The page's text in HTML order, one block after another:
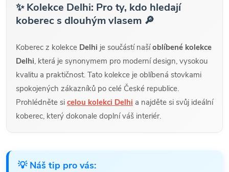
✨ Kolekce Delhi: Pro ty, kdo hledají
koberec s dlouhým vlasem 🔎
Koberec z kolekce Delhi je součástí našíoblíbené kolekce
Delhi, která je synonymem pro moderní design, vysokou
kvalitu a praktičnost. Tato kolekce je oblíbená stovkami
spokojených zákazníků po celé České republice.
Prohlédněte si celou kolekci Delhi a najděte si svůj ideální
koberec, který dokonale doplní váš interiér.
💡 Náš tip pro vás: